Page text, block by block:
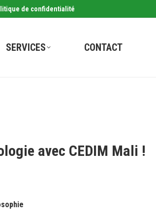
de confidentialité
SERVICES CONTACT
avec CEDIM Mali !